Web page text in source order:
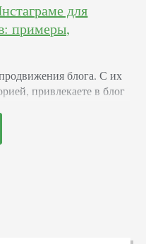
для
примеры,
блога. С их
привлекаете в блог
за то, что они тем
другим пользователям.
чередовать…